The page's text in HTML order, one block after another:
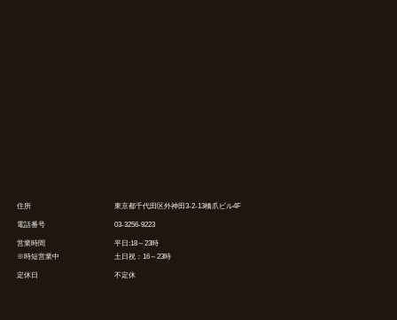
住所 東京都千代田区外神田3-2-13橋爪ビル4F
電話番号 03-3256-9223
営業時間
※時短営業中
平日:18～23時
土日祝：16～23時
定休日 不定休